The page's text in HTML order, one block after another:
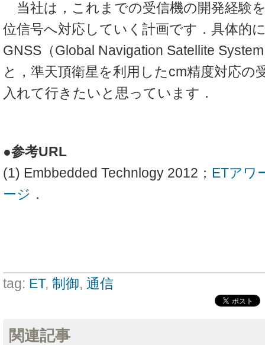
当社は，これまでの受信機の開発経験
位信号へ対応していく計画です．具体的
GNSS（Global Navigation Satellite
と，準天頂衛星を利用したcm精度対応の
入れて行きたいと思っています．
●参考URL
(1) Embbedded Technlogy 2012； ETアワ
ージ ．
tag: ET, 制御, 通信
関連記事